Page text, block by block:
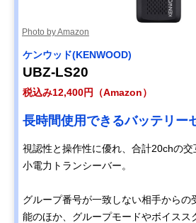
トランシーバー
DJ-DPS70EKA
IC-DPR4 PLUS
Photo by Amazon
ケンウッド(KENWOOD)
UBZ-LS20
税込み12,400円（Amazon）
長時間使用できるバッテリー
視認性と操作性に優れ、合計20chの
小電力トランシーバー。
グループ番号が一致しない相手からの
能のほか、グループモードやボイスス